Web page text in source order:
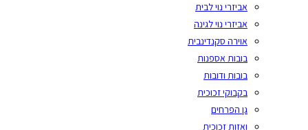
אביזרי נוי לבית
אביזרי נוי לגינה
אוירה סקנדינבית
בובות אספנות
בובות ודובות
בקבוקי זכוכית
גן הפרחים
ואזות זכוכית